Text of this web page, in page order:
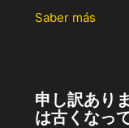
Saber más
申し訳あり
は古くなっ